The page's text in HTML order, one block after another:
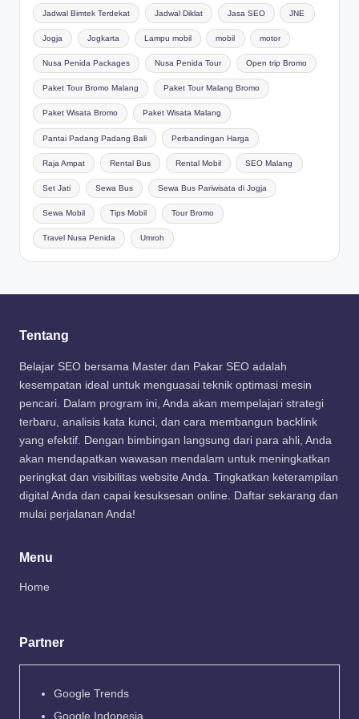
Jadwal Bimtek Terdekat Jadwal Diklat Jasa SEO JNE
Jogja Jogkarta Lampu mobil mobil motor
Nusa Penida Packages Nusa Penida Tour Open trip Bromo
Paket Tour Bromo Malang Paket Tour Malang Bromo
Paket Wisata Bromo Paket Wisata Malang
Pantai Padang Padang Bali Perbandingan Harga
Raja Ampat Rental Bus Rental Mobil SEO Malang
Set Jati Sewa Bus Sewa Bus Pariwisata di Jogja
Sewa Mobil Tips Mobil Tour Bromo
Travel Nusa Penida Umroh
Tentang
Belajar SEO bersama Master dan Pakar SEO adalah
kesempatan ideal untuk menguasai teknik optimasi mesin
pencari. Dalam program ini, Anda akan mempelajari strategi
terbaru, analisis kata kunci, dan cara membangun backlink
yang efektif. Dengan bimbingan langsung dari para ahli, Anda
akan mendapatkan wawasan mendalam untuk meningkatkan
peringkat dan visibilitas website Anda. Tingkatkan keterampilan
digital Anda dan capai kesuksesan online. Daftar sekarang dan
mulai perjalanan Anda!
Menu
Home
Partner
Google Trends
Google Indonesia